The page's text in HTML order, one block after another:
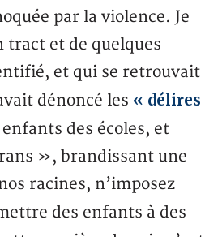
par la violence. Je
et de quelques
et qui se retrouvait
dénoncé les « délires
des écoles, et
», brandissant une
racines, n’imposez
des enfants à des